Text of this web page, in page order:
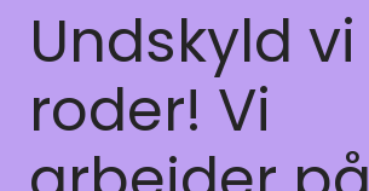
Undskyld vi
roder! Vi